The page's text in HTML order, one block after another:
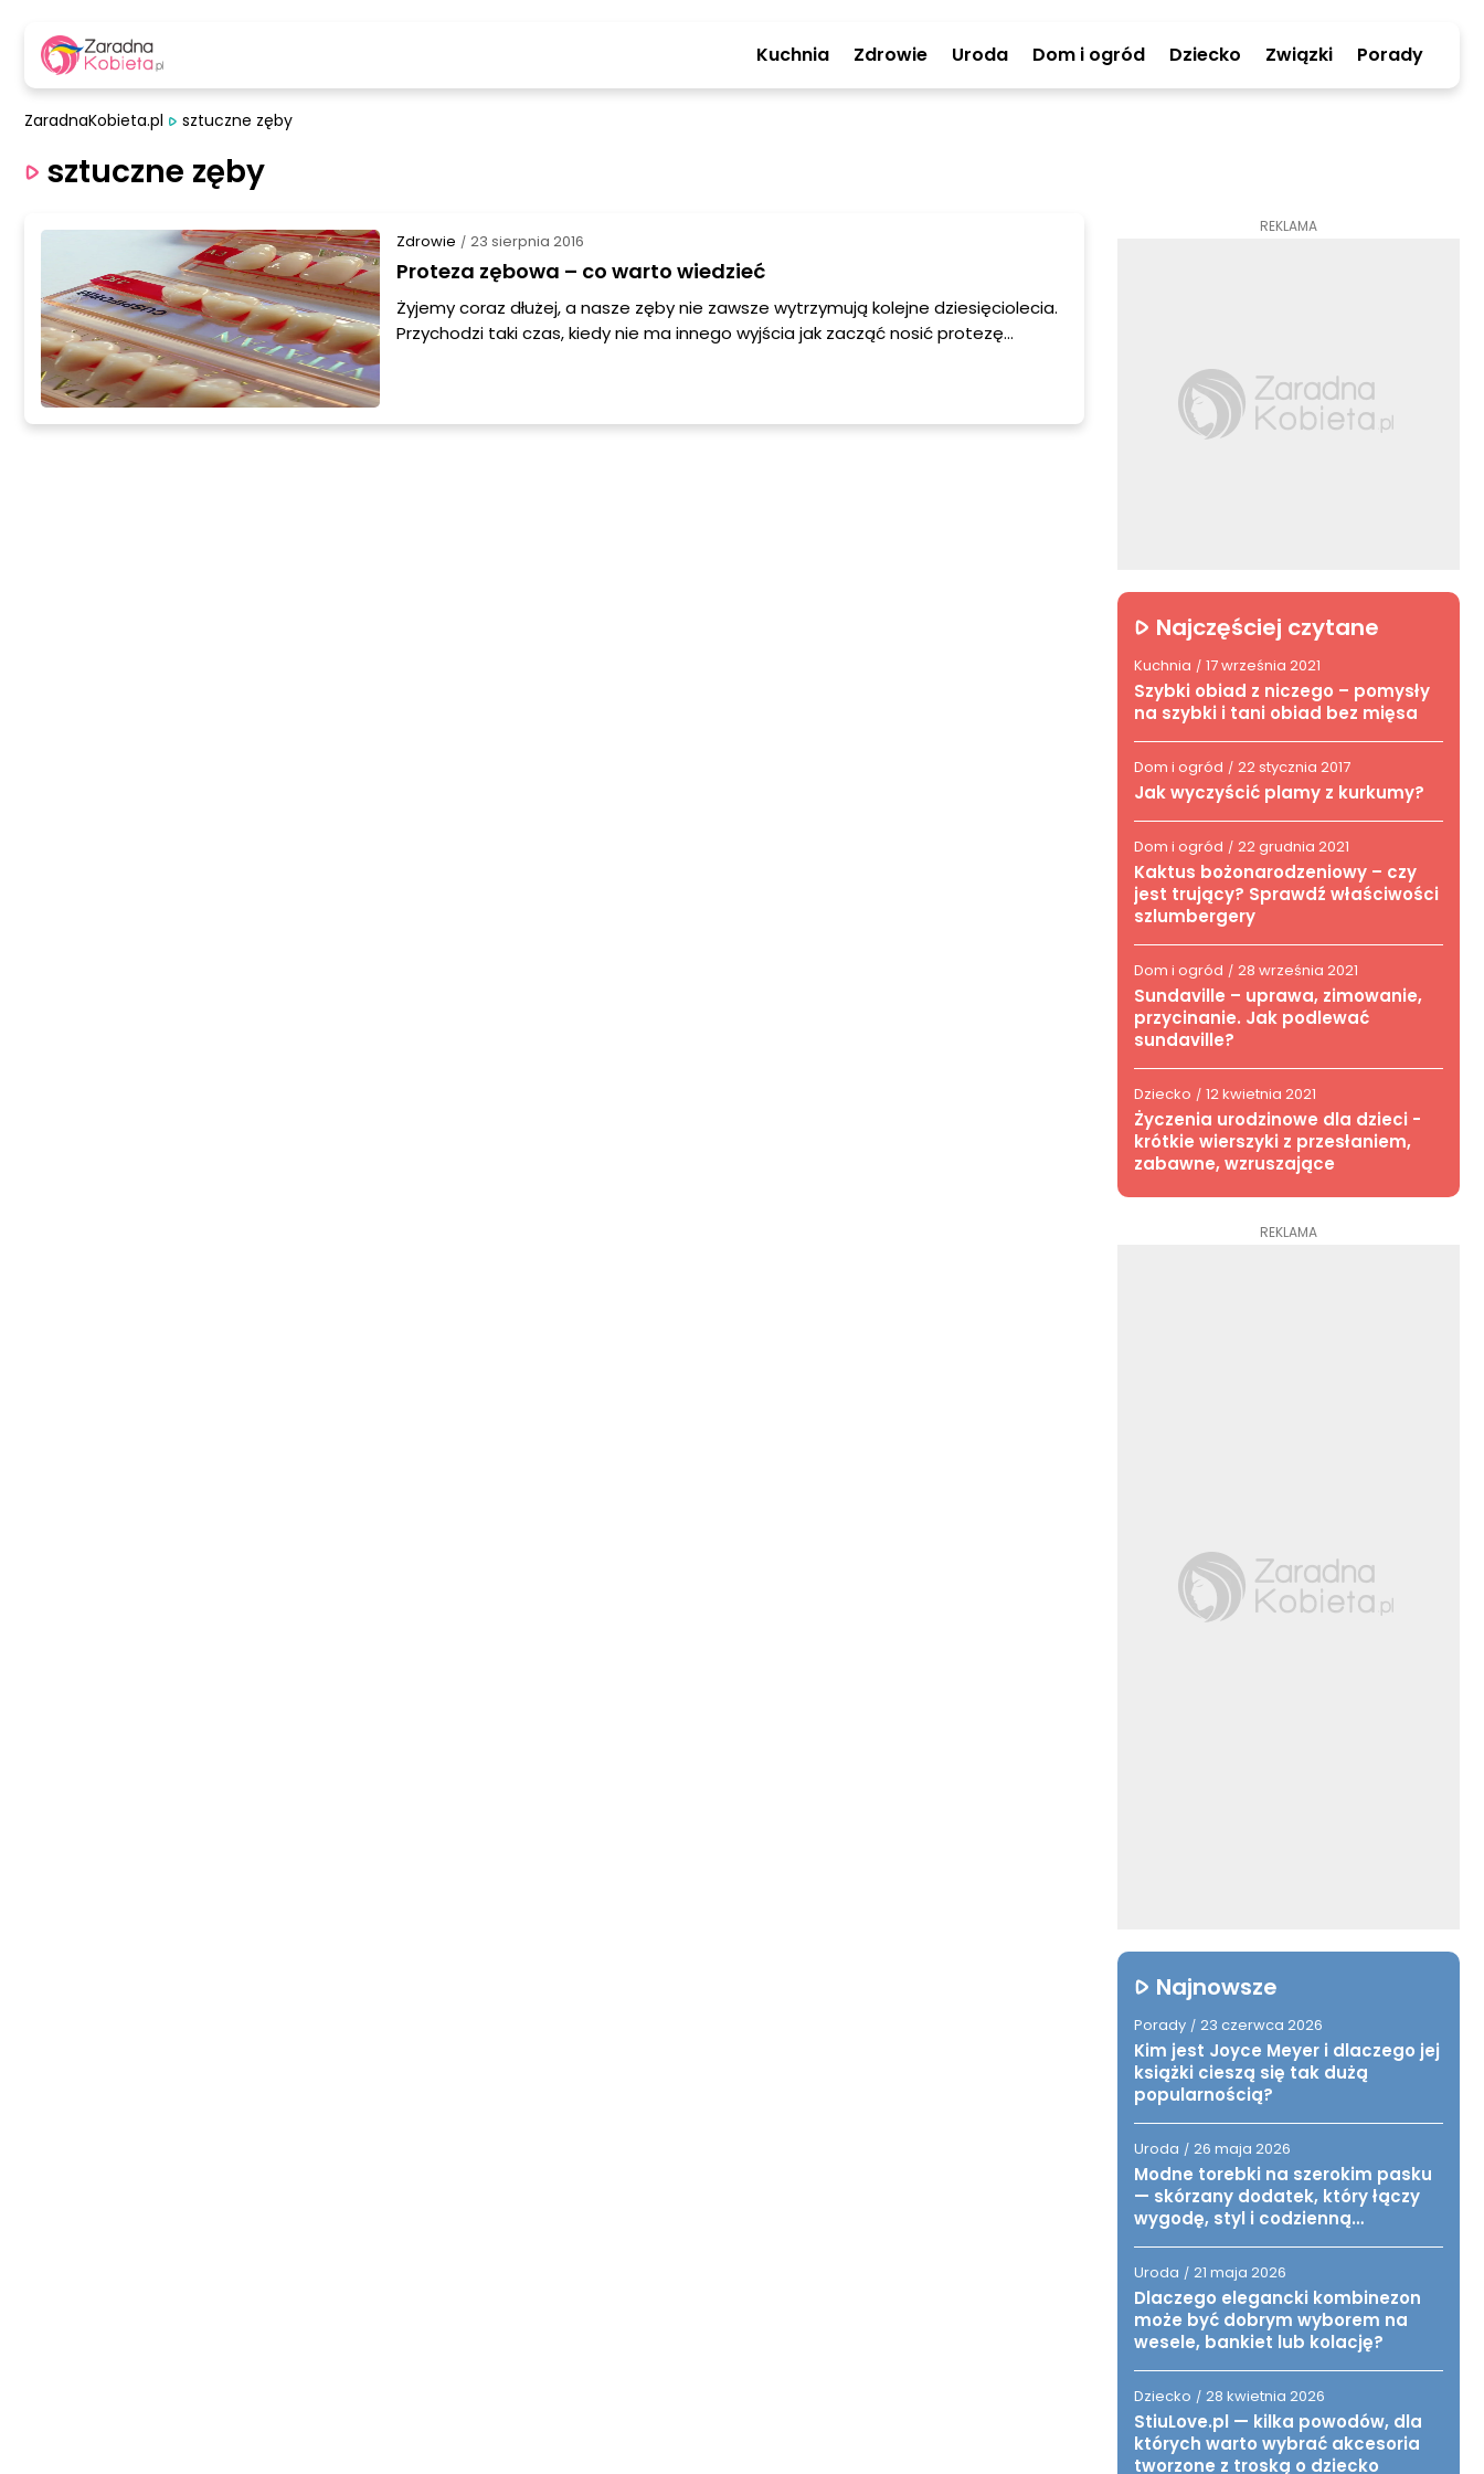
Kuchnia Zdrowie Uroda Dom i ogród Dziecko Związki Porady
ZaradnaKobieta.pl sztuczne zęby
sztuczne zęby
Zdrowie / 23 sierpnia 2016
Proteza zębowa – co warto wiedzieć
Żyjemy coraz dłużej, a nasze zęby nie zawsze wytrzymują kolejne dziesięciolecia.
Przychodzi taki czas, kiedy nie ma innego wyjścia jak zacząć nosić protezę
REKLAMA
Najczęściej czytane
Kuchnia / 17 września 2021
Szybki obiad z niczego – pomysły
na szybki i tani obiad bez mięsa
Dom i ogród / 22 stycznia 2017
Jak wyczyścić plamy z kurkumy?
Dom i ogród / 22 grudnia 2021
Kaktus bożonarodzeniowy – czy
jest trujący? Sprawdź właściwości
szlumbergery
Dom i ogród / 28 września 2021
Sundaville – uprawa, zimowanie,
przycinanie. Jak podlewać
sundaville?
Dziecko / 12 kwietnia 2021
Życzenia urodzinowe dla dzieci -
krótkie wierszyki z przesłaniem,
zabawne, wzruszające
REKLAMA
Najnowsze
Porady / 23 czerwca 2026
Kim jest Joyce Meyer i dlaczego jej
książki cieszą się tak dużą
popularnością?
Uroda / 26 maja 2026
Modne torebki na szerokim pasku
— skórzany dodatek, który łączy
wygodę, styl i codzienną
Uroda / 21 maja 2026
Dlaczego elegancki kombinezon
może być dobrym wyborem na
wesele, bankiet lub kolację?
Dziecko / 28 kwietnia 2026
StiuLove.pl — kilka powodów, dla
których warto wybrać akcesoria
tworzone z troską o dziecko